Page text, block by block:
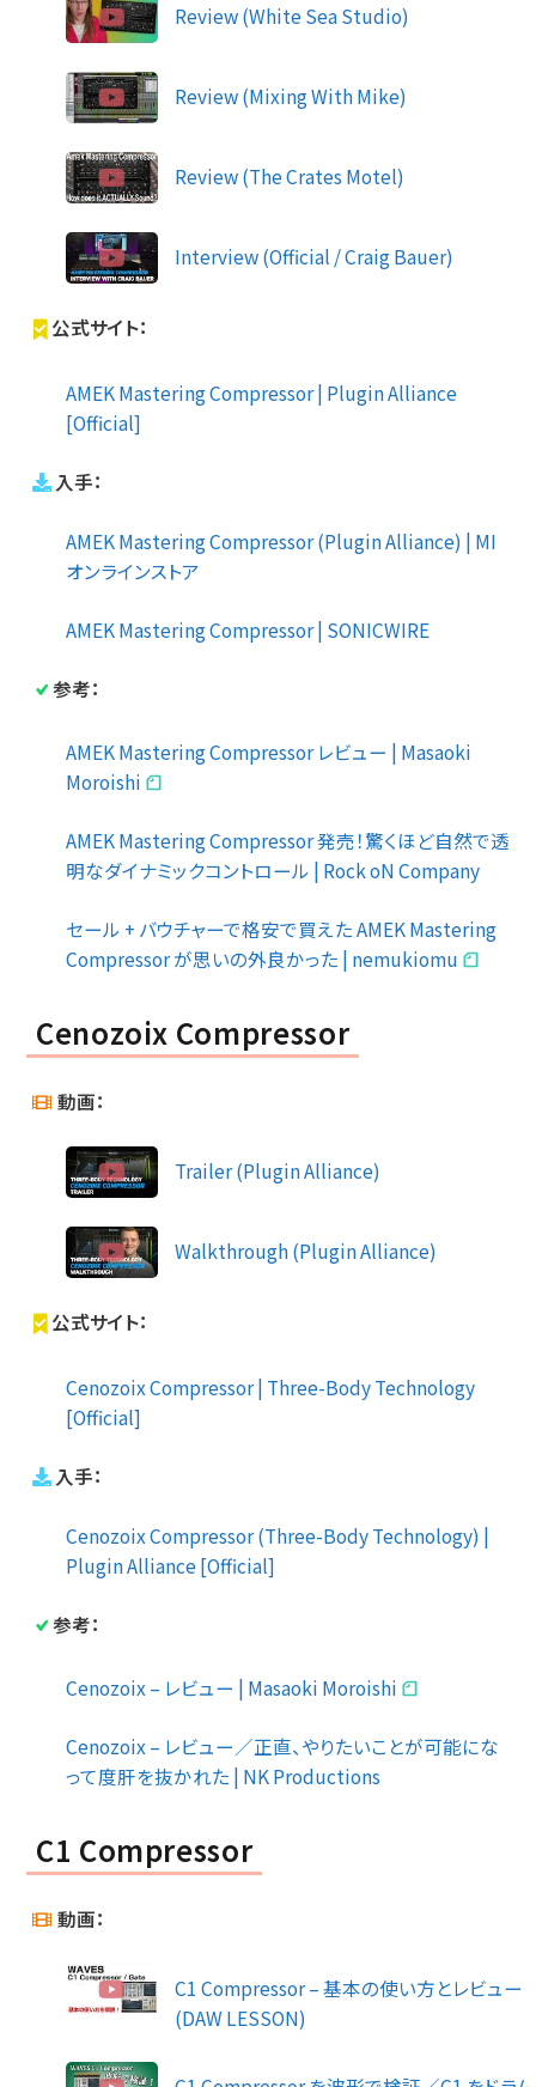
Review (White Sea Studio)
Review (Mixing With Mike)
Review (The Crates Motel)
Interview (Official / Craig Bauer)
公式サイト：
AMEK Mastering Compressor | Plugin Alliance
[Official]
入手：
AMEK Mastering Compressor (Plugin Alliance) | MI
オンラインストア
AMEK Mastering Compressor | SONICWIRE
参考：
AMEK Mastering Compressor レビュー | Masaoki
Moroishi
AMEK Mastering Compressor 発売！驚くほど自然で透
明なダイナミックコントロール | Rock oN Company
セール + バウチャーで格安で買えた AMEK Mastering
Compressor が思いの外良かった | nemukiomu
Cenozoix Compressor
動画：
Trailer (Plugin Alliance)
Walkthrough (Plugin Alliance)
公式サイト：
Cenozoix Compressor | Three-Body Technology
[Official]
入手：
Cenozoix Compressor (Three-Body Technology) |
Plugin Alliance [Official]
参考：
Cenozoix – レビュー | Masaoki Moroishi
Cenozoix – レビュー／正直、やりたいことが可能にな
って度肝を抜かれた | NK Productions
C1 Compressor
動画：
C1 Compressor – 基本の使い方とレビュー
(DAW LESSON)